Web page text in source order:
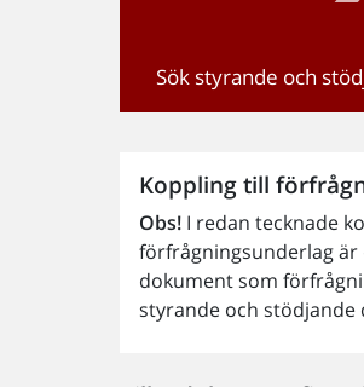
Sök styrande och
Koppling till
Obs! I redan tecknade
förfrågningsunderlag är
dokument som
styrande och stödjande